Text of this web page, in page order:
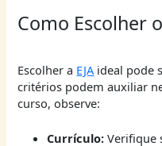
Como Escolher
Escolher a EJA ideal pode
critérios podem auxiliar
curso, observe:
Currículo:Verifique